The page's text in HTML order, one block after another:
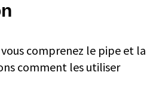
comprenez le pipe et la
comment les utiliser